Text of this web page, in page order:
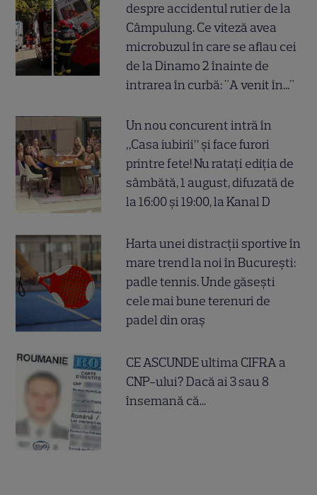
despre accidentul rutier de la
Câmpulung. Ce viteză avea
microbuzul în care se aflau cei
de la Dinamo 2 înainte de
intrarea în curbă: "A venit în..."
Un nou concurent intră în
„Casa iubirii” și face furori
printre fete! Nu ratați ediția de
sâmbătă, 1 august, difuzată de
la 16:00 și 19:00, la Kanal D
Harta unei distracții sportive în
mare trend la noi în București:
padle tennis. Unde găsești
cele mai bune terenuri de
padel din oraș
CE ASCUNDE ultima CIFRA a
CNP-ului? Dacă ai 3 sau 8
însemană că...